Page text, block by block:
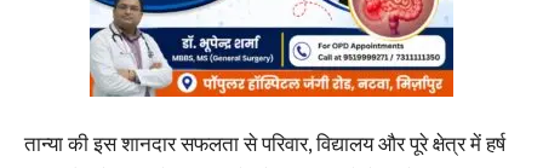
तान्या की इस शानदार सफलता से परिवार, विद्यालय और पूरे क्षेत्र में हर्ष